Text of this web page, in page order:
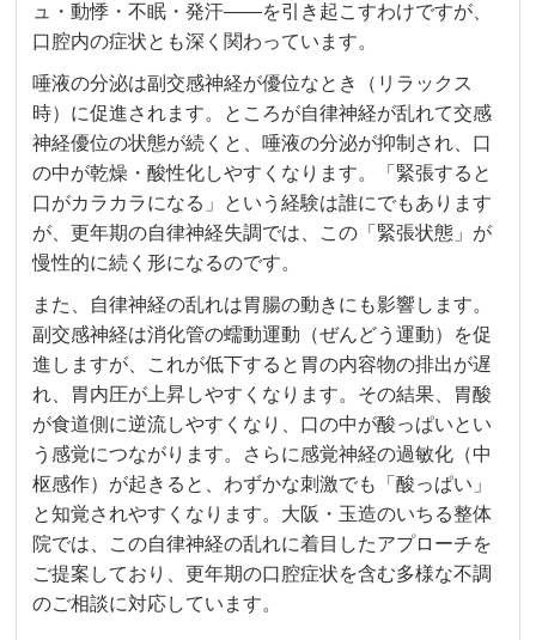
ュ・動悸・不眠・発汗——を引き起こすわけですが、
口腔内の症状とも深く関わっています。
唾液の分泌は副交感神経が優位なとき（リラックス
時）に促進されます。ところが自律神経が乱れて交感
神経優位の状態が続くと、唾液の分泌が抑制され、口
の中が乾燥・酸性化しやすくなります。「緊張すると
口がカラカラになる」という経験は誰にでもあります
が、更年期の自律神経失調では、この「緊張状態」が
慢性的に続く形になるのです。
また、自律神経の乱れは胃腸の動きにも影響します。
副交感神経は消化管の蠕動運動（ぜんどう運動）を促
進しますが、これが低下すると胃の内容物の排出が遅
れ、胃内圧が上昇しやすくなります。その結果、胃酸
が食道側に逆流しやすくなり、口の中が酸っぱいとい
う感覚につながります。さらに感覚神経の過敏化（中
枢感作）が起きると、わずかな刺激でも「酸っぱい」
と知覚されやすくなります。大阪・玉造のいちる整体
院では、この自律神経の乱れに着目したアプローチを
ご提案しており、更年期の口腔症状を含む多様な不調
のご相談に対応しています。